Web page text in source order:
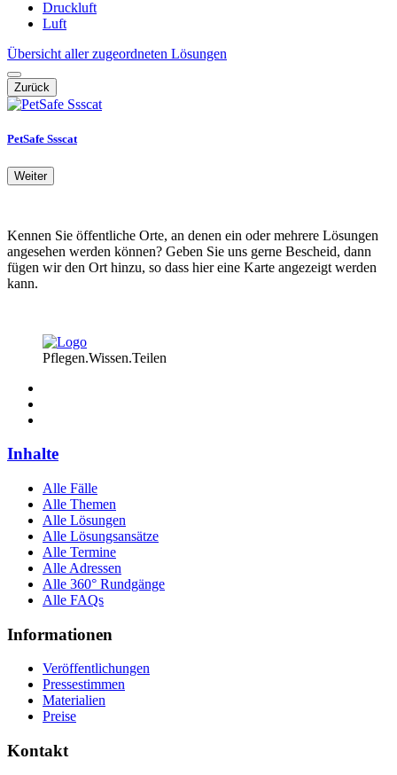
Druckluft
Luft
Übersicht aller zugeordneten Lösungen
Zurück
PetSafe Ssscat
Weiter
Kennen Sie öffentliche Orte, an denen ein oder mehrere Lösungen
angesehen werden können? Geben Sie uns gerne Bescheid, dann
fügen wir den Ort hinzu, so dass hier eine Karte angezeigt werden
kann.
Pflegen.Wissen.Teilen
Inhalte
Alle Fälle
Alle Themen
Alle Lösungen
Alle Lösungsansätze
Alle Termine
Alle Adressen
Alle 360° Rundgänge
Alle FAQs
Informationen
Veröffentlichungen
Pressestimmen
Materialien
Preise
Kontakt